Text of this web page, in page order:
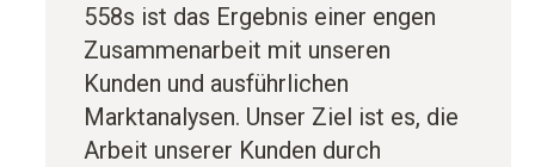
558s ist das Ergebnis einer engen
Zusammenarbeit mit unseren
Kunden und ausführlichen
Marktanalysen. Unser Ziel ist es, die
Arbeit unserer Kunden durch